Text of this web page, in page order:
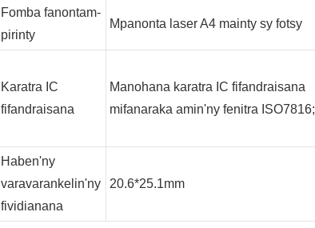
Fomba fanontam-
pirinty
Mpanonta laser A4 mainty sy fotsy
Karatra IC
fifandraisana
Manohana karatra IC fifandraisana
mifanaraka amin'ny fenitra ISO7816;
Haben'ny
varavarankelin'ny
fividianana
20.6*25.1mm